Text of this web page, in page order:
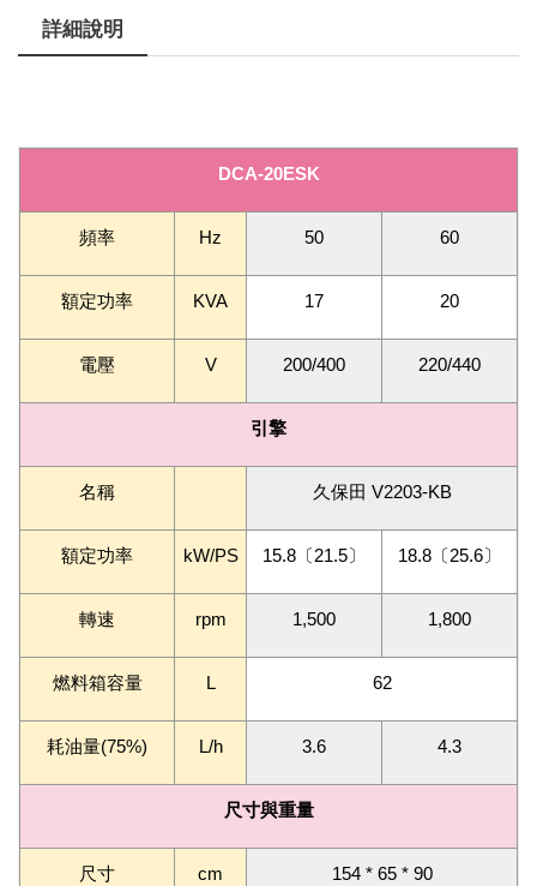
詳細說明
DCA-20ESK
頻率 Hz 50 60
額定功率 KVA 17 20
電壓 V 200/400 220/440
引擎
名稱 久保田 V2203-KB
額定功率 kW/PS 15.8 〔21.5〕 18.8 〔25.6〕
轉速 rpm 1,500 1,800
燃料箱容量 L 62
耗油量(75%) L/h 3.6 4.3
尺寸與重量
尺寸 cm 154 * 65 * 90